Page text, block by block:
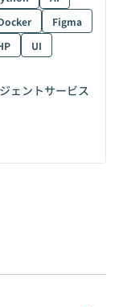
Figma
UI
ェントサービス